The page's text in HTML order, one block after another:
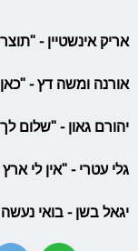
אריק אינשטיין -
אורנה ומשה דץ - "כאן
יהורם גאון - "שלום
גלי עטרי - "אין לי
יגאל בשן - בואי נעשה